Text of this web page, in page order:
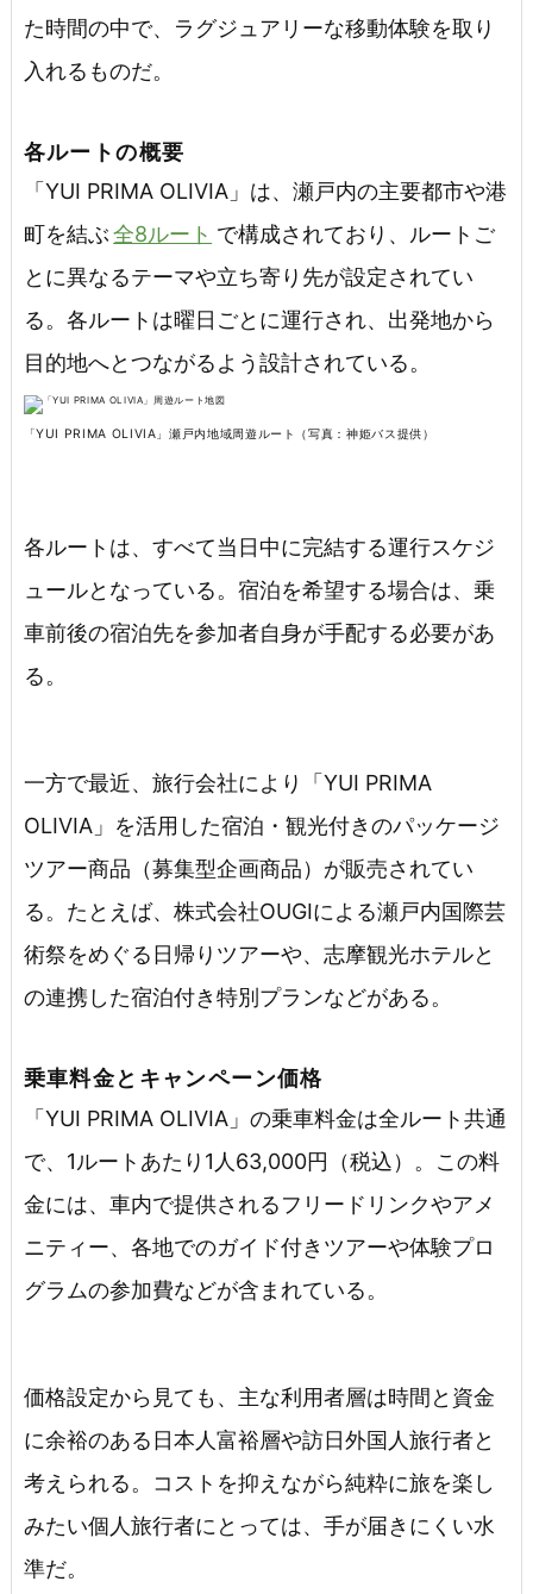
た時間の中で、ラグジュアリーな移動体験を取り
入れるものだ。
各ルートの概要
「YUI PRIMA OLIVIA」は、瀬戸内の主要都市や港
町を結ぶ全8ルート で構成されており、ルートご
とに異なるテーマや立ち寄り先が設定されてい
る。各ルートは曜日ごとに運行され、出発地から
目的地へとつながるよう設計されている。
「YUI PRIMA OLIVIA」瀬戸内地域周遊ルート（写真：神姫バス提供）
各ルートは、すべて当日中に完結する運行スケジ
ュールとなっている。宿泊を希望する場合は、乗
車前後の宿泊先を参加者自身が手配する必要があ
る。
一方で最近、旅行会社により「YUI PRIMA
OLIVIA」を活用した宿泊・観光付きのパッケージ
ツアー商品（募集型企画商品）が販売されてい
る。たとえば、株式会社OUGIによる瀬戸内国際芸
術祭をめぐる日帰りツアーや、志摩観光ホテルと
の連携した宿泊付き特別プランなどがある。
乗車料金とキャンペーン価格
「YUI PRIMA OLIVIA」の乗車料金は全ルート共通
で、1ルートあたり1人63,000円（税込）。この料
金には、車内で提供されるフリードリンクやアメ
ニティー、各地でのガイド付きツアーや体験プロ
グラムの参加費などが含まれている。
価格設定から見ても、主な利用者層は時間と資金
に余裕のある日本人富裕層や訪日外国人旅行者と
考えられる。コストを抑えながら純粋に旅を楽し
みたい個人旅行者にとっては、手が届きにくい水
準だ。